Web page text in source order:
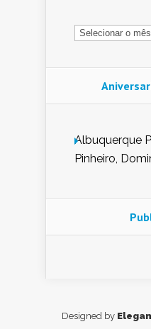
Arquivo
Albuquerque
Pinheiro,
Nunes de
Glória Pereira,
Designed by